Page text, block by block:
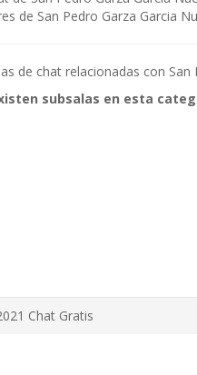
de San Pedro Garza Garcia
de chat relacionadas con San
subsalas en esta
Chat Gratis